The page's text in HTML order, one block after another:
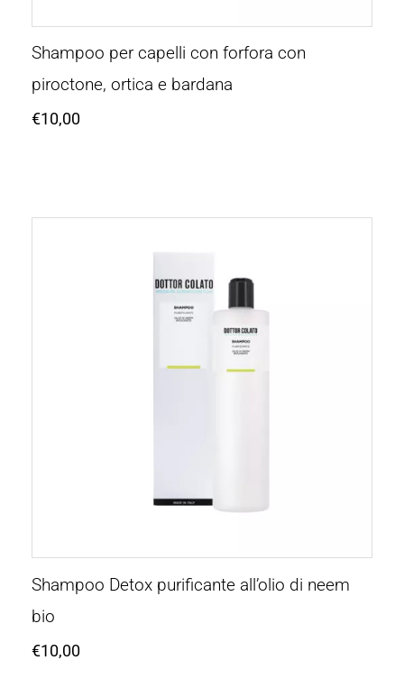
Shampoo per capelli con forfora con
piroctone, ortica e bardana
€10,00
Shampoo Detox purificante all’olio di neem
bio
€10,00